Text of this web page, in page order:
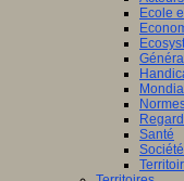
Ecole
Santé